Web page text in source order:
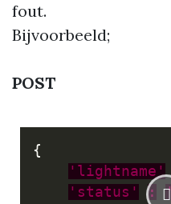
fout.
Bijvoorbeeld;
POST
{
'lightname'
'status'
: '